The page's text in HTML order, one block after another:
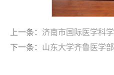
上一条： 济南市国际医学科
下一条： 山东大学齐鲁医学